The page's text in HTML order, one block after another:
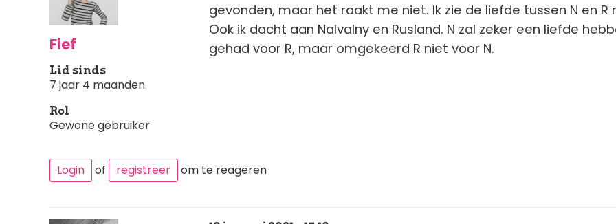
Fief
Lid sinds
7 jaar 4 maanden
Rol
Gewone gebruiker
gevonden, maar het raakt me niet. Ik zie de liefde tussen N en R
Ook ik dacht aan Nalvalny en Rusland. N zal zeker een liefde
gehad voor R, maar omgekeerd R niet voor N.
Login of registreer om te reageren